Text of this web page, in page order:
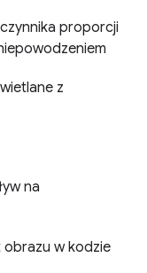
proporcji
z
na
w kodzie